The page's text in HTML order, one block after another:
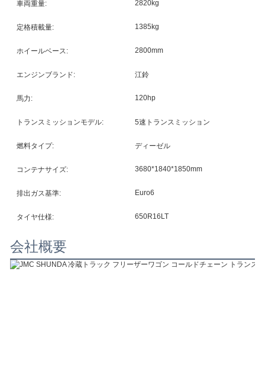
車両重量: 2820kg
定格積載量: 1385kg
ホイールベース: 2800mm
エンジンブランド: 江鈴
馬力: 120hp
トランスミッションモデル: 5速トランスミッション
燃料タイプ: ディーゼル
コンテナサイズ: 3680*1840*1850mm
排出ガス基準: Euro6
タイヤ仕様: 650R16LT
会社概要